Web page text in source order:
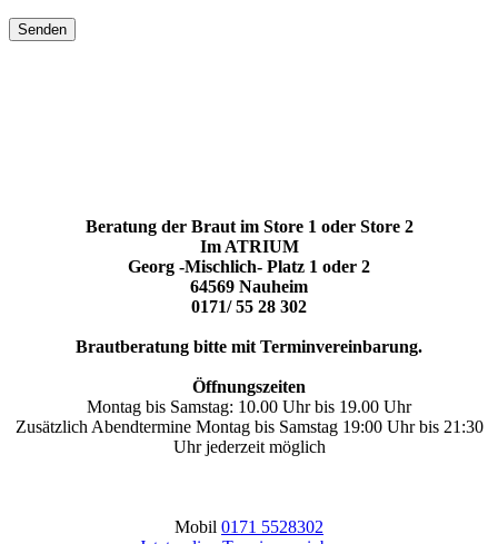
Beratung der Braut im Store 1 oder Store 2
Im ATRIUM
Georg -Mischlich- Platz 1 oder 2
64569 Nauheim
0171/ 55 28 302
Brautberatung bitte mit Terminvereinbarung.
Öffnungszeiten
Montag bis Samstag: 10.00 Uhr bis 19.00 Uhr
Zusätzlich Abendtermine Montag bis Samstag 19:00 Uhr bis 21:30
Uhr jederzeit möglich
Mobil 0171 5528302